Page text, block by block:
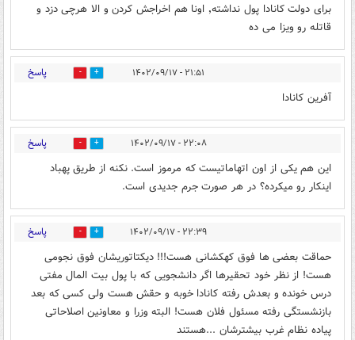
برای دولت کانادا پول نداشته٬ اونا هم اخراجش کردن و الا هرچی دزد و
قاتله رو ویزا می ده
۲۱:۵۱ - ۱۴۰۲/۰۹/۱۷ 17 پاسخ
آفرین کانادا
۲۲:۰۸ - ۱۴۰۲/۰۹/۱۷ 0 پاسخ
این هم یکی از اون اتهاماتیست که مرموز است. نکنه از طریق پهباد
اینکار رو میکرده؟ در هر صورت جرم جدیدی است.
۲۲:۳۹ - ۱۴۰۲/۰۹/۱۷ 0 پاسخ
حماقت بعضی ها فوق کهکشانی هست!!! دیکتاتوریشان فوق نجومی
هست! از نظر خود تحقیرها اگر دانشجویی که با پول بیت المال مفتی
درس خونده و بعدش رفته کانادا خوبه و حقش هست ولی کسی که بعد
بازنشستگی رفته مسئول فلان هست! البته وزرا و معاونین اصلاحاتی
پیاده نظام غرب بیشترشان ...هستند